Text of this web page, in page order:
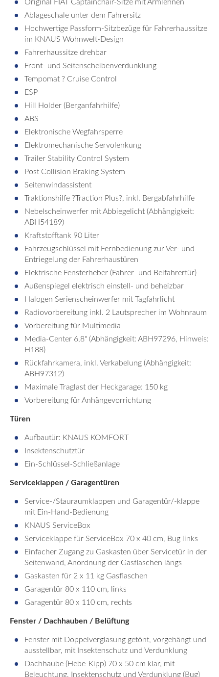
Original FIAT Captainchair-Sitze mit Armlehnen
Ablageschale unter dem Fahrersitz
Hochwertige Passform-Sitzbezüge für Fahrerhaussitze
im KNAUS Wohnwelt-Design
Fahrerhaussitze drehbar
Front- und Seitenscheibenverdunklung
Tempomat ? Cruise Control
ESP
Hill Holder (Berganfahrhilfe)
ABS
Elektronische Wegfahrsperre
Elektromechanische Servolenkung
Trailer Stability Control System
Post Collision Braking System
Seitenwindassistent
Traktionshilfe ?Traction Plus?, inkl. Bergabfahrhilfe
Nebelscheinwerfer mit Abbiegelicht (Abhängigkeit:
ABH54189)
Kraftstofftank 90 Liter
Fahrzeugschlüssel mit Fernbedienung zur Ver- und
Entriegelung der Fahrerhaustüren
Elektrische Fensterheber (Fahrer- und Beifahrertür)
Außenspiegel elektrisch einstell- und beheizbar
Halogen Serienscheinwerfer mit Tagfahrlicht
Radiovorbereitung inkl. 2 Lautsprecher im Wohnraum
Vorbereitung für Multimedia
Media-Center 6,8" (Abhängigkeit: ABH97296, Hinweis:
H188)
Rückfahrkamera, inkl. Verkabelung (Abhängigkeit:
ABH97312)
Maximale Traglast der Heckgarage: 150 kg
Vorbereitung für Anhängevorrichtung
Türen
Aufbautür: KNAUS KOMFORT
Insektenschutztür
Ein-Schlüssel-Schließanlage
Serviceklappen / Garagentüren
Service-/Stauraumklappen und Garagentür/-klappe
mit Ein-Hand-Bedienung
KNAUS ServiceBox
Serviceklappe für ServiceBox 70 x 40 cm, Bug links
Einfacher Zugang zu Gaskasten über Servicetür in der
Seitenwand, Anordnung der Gasflaschen längs
Gaskasten für 2 x 11 kg Gasflaschen
Garagentür 80 x 110 cm, links
Garagentür 80 x 110 cm, rechts
Fenster / Dachhauben / Belüftung
Fenster mit Doppelverglasung getönt, vorgehängt und
ausstellbar, mit Insektenschutz und Verdunklung
Dachhaube (Hebe-Kipp) 70 x 50 cm klar, mit
Beleuchtung, Insektenschutz und Verdunklung (Bug)